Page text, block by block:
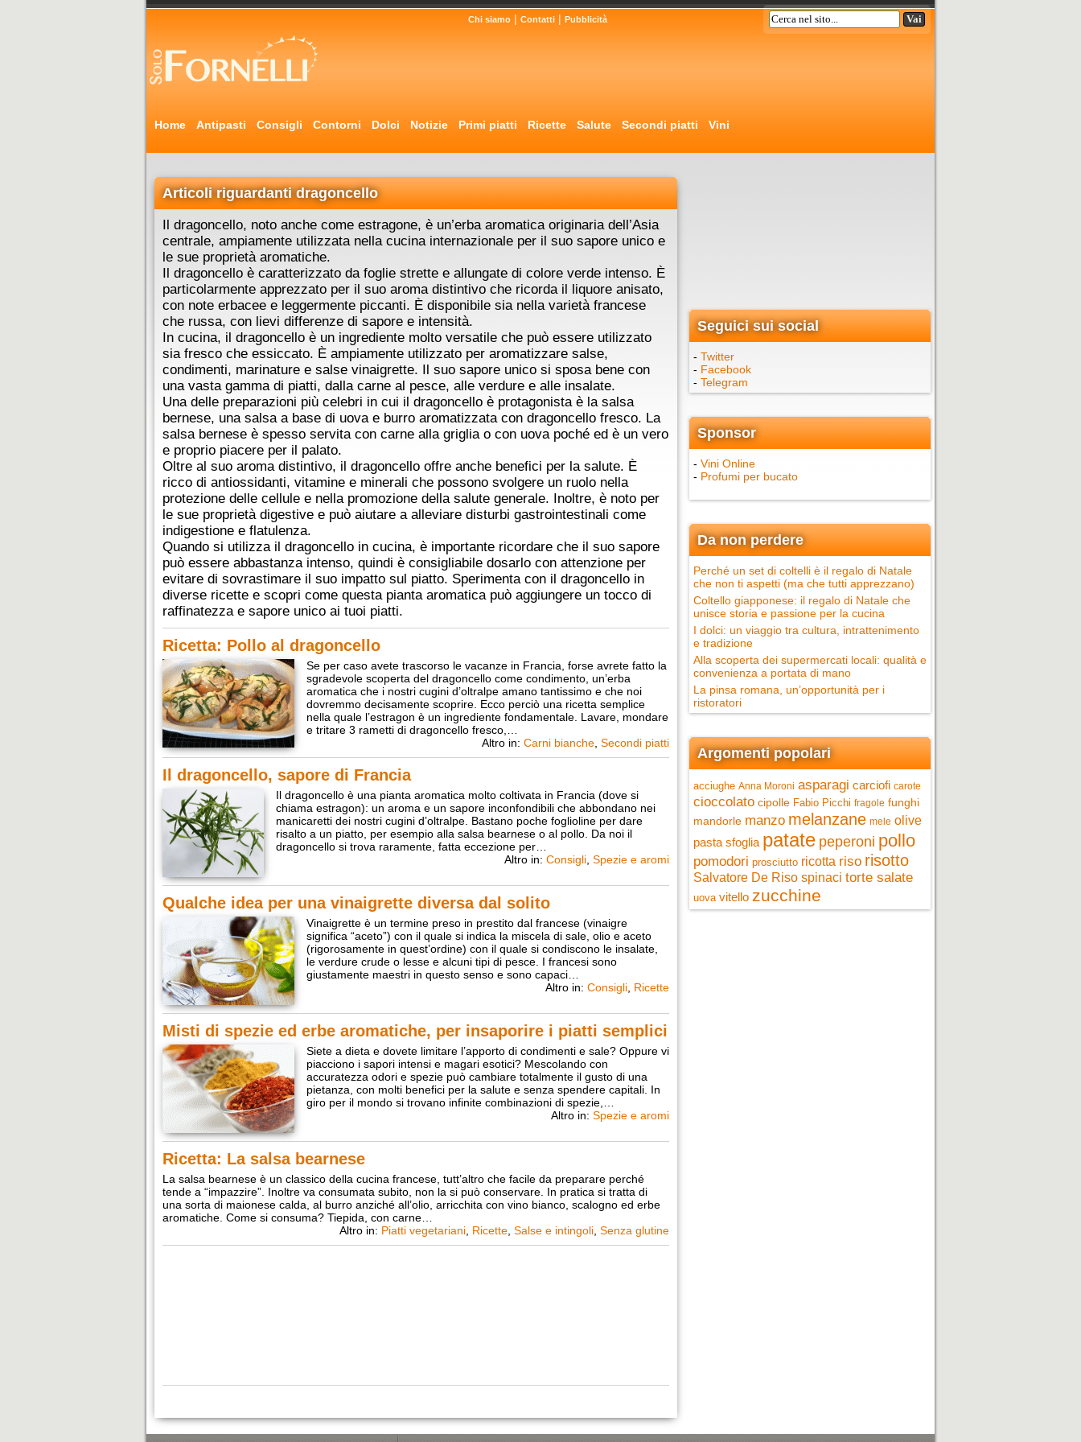
Chi siamo | Contatti | Pubblicità
Home Antipasti Consigli Contorni Dolci Notizie Primi piatti Ricette Salute Secondi piatti Vini
Articoli riguardanti dragoncello
Il dragoncello, noto anche come estragone, è un’erba aromatica originaria dell’Asia
centrale, ampiamente utilizzata nella cucina internazionale per il suo sapore unico e
le sue proprietà aromatiche.
Il dragoncello è caratterizzato da foglie strette e allungate di colore verde intenso. È
particolarmente apprezzato per il suo aroma distintivo che ricorda il liquore anisato,
con note erbacee e leggermente piccanti. È disponibile sia nella varietà francese
che russa, con lievi differenze di sapore e intensità.
In cucina, il dragoncello è un ingrediente molto versatile che può essere utilizzato
sia fresco che essiccato. È ampiamente utilizzato per aromatizzare salse,
condimenti, marinature e salse vinaigrette. Il suo sapore unico si sposa bene con
una vasta gamma di piatti, dalla carne al pesce, alle verdure e alle insalate.
Una delle preparazioni più celebri in cui il dragoncello è protagonista è la salsa
bernese, una salsa a base di uova e burro aromatizzata con dragoncello fresco. La
salsa bernese è spesso servita con carne alla griglia o con uova poché ed è un vero
e proprio piacere per il palato.
Oltre al suo aroma distintivo, il dragoncello offre anche benefici per la salute. È
ricco di antiossidanti, vitamine e minerali che possono svolgere un ruolo nella
protezione delle cellule e nella promozione della salute generale. Inoltre, è noto per
le sue proprietà digestive e può aiutare a alleviare disturbi gastrointestinali come
indigestione e flatulenza.
Quando si utilizza il dragoncello in cucina, è importante ricordare che il suo sapore
può essere abbastanza intenso, quindi è consigliabile dosarlo con attenzione per
evitare di sovrastimare il suo impatto sul piatto. Sperimenta con il dragoncello in
diverse ricette e scopri come questa pianta aromatica può aggiungere un tocco di
raffinatezza e sapore unico ai tuoi piatti.
Ricetta: Pollo al dragoncello
Se per caso avete trascorso le vacanze in Francia, forse avrete fatto la
sgradevole scoperta del dragoncello come condimento, un’erba
aromatica che i nostri cugini d’oltralpe amano tantissimo e che noi
dovremmo decisamente scoprire. Ecco perciò una ricetta semplice
nella quale l’estragon è un ingrediente fondamentale. Lavare, mondare
e tritare 3 rametti di dragoncello fresco,…
Altro in: Carni bianche Secondi piatti
Il dragoncello, sapore di Francia
Il dragoncello è una pianta aromatica molto coltivata in Francia (dove si
chiama estragon): un aroma e un sapore inconfondibili che abbondano nei
manicaretti dei nostri cugini d’oltralpe. Bastano poche foglioline per dare
risalto a un piatto, per esempio alla salsa bearnese o al pollo. Da noi il
dragoncello si trova raramente, fatta eccezione per…
Altro in: Consigli Spezie e aromi
Qualche idea per una vinaigrette diversa dal solito
Vinaigrette è un termine preso in prestito dal francese (vinaigre
significa “aceto”) con il quale si indica la miscela di sale, olio e aceto
(rigorosamente in quest’ordine) con il quale si condiscono le insalate,
le verdure crude o lesse e alcuni tipi di pesce. I francesi sono
giustamente maestri in questo senso e sono capaci…
Altro in: Consigli Ricette
Misti di spezie ed erbe aromatiche, per insaporire i piatti semplici
Siete a dieta e dovete limitare l’apporto di condimenti e sale? Oppure vi
piacciono i sapori intensi e magari esotici? Mescolando con
accuratezza odori e spezie può cambiare totalmente il gusto di una
pietanza, con molti benefici per la salute e senza spendere capitali. In
giro per il mondo si trovano infinite combinazioni di spezie,…
Altro in: Spezie e aromi
Ricetta: La salsa bearnese
La salsa bearnese è un classico della cucina francese, tutt’altro che facile da preparare perché
tende a “impazzire”. Inoltre va consumata subito, non la si può conservare. In pratica si tratta di
una sorta di maionese calda, al burro anziché all’olio, arricchita con vino bianco, scalogno ed erbe
aromatiche. Come si consuma? Tiepida, con carne…
Altro in: Piatti vegetariani Ricette Salse e intingoli Senza glutine
Seguici sui social
- Twitter
- Facebook
- Telegram
Sponsor
- Vini Online
- Profumi per bucato
Da non perdere
Perché un set di coltelli è il regalo di Natale
che non ti aspetti (ma che tutti apprezzano)
Coltello giapponese: il regalo di Natale che
unisce storia e passione per la cucina
I dolci: un viaggio tra cultura, intrattenimento
e tradizione
Alla scoperta dei supermercati locali: qualità e
convenienza a portata di mano
La pinsa romana, un’opportunità per i
ristoratori
Argomenti popolari
acciughe Anna Moroni asparagi carciofi carote
cioccolato cipolle Fabio Picchi fragole funghi
mandorle manzo melanzane mele olive
pasta sfoglia patate peperoni pollo
pomodori prosciutto ricotta riso risotto
Salvatore De Riso spinaci torte salate
uova vitello zucchine